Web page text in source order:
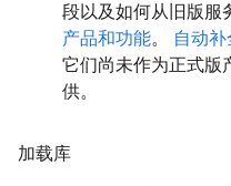
段以及如何从旧版服
产品和功能。 自动补
它们尚未作为正式版
供。
加载库